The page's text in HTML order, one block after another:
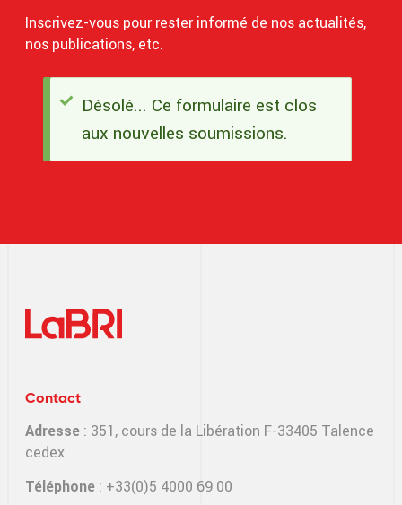
Inscrivez-vous pour rester informé de nos actualités,
nos publications, etc.
Message
d'état
Désolé... Ce formulaire est clos
aux nouvelles soumissions.
Contact
Adresse : 351, cours de la Libération F-33405 Talence
cedex
Téléphone : +33(0)5 4000 69 00